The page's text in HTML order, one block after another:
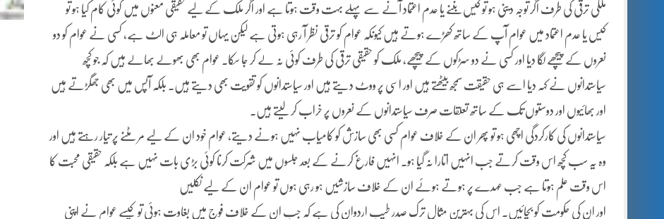
ملکی ترقی کی طرف اگر توجہ دینی ہو تو کیس بننے یا عدم اعتماد آنے سے پہلے بہت وقت ہوتا ہے اور اگر ملک کے لیے حقیقی معنوں میں کوئی کام کیا ہو تو
کیس یا عدم اعتماد میں عوام آپ کے ساتھ کھڑے ہوتے ہیں کیونکہ عوام کو ترقی نظر آ رہی ہوتی ہے لیکن یہاں تو معاملہ ہی الٹ ہے، کسی نے عوام کو دو
نعروں کے پیچھے لگا دیا اور کسی نے دو سڑکوں کے پیچھے، ملک کو حقیقی ترقی کی طرف کوئی نہ لے کر جا سکا۔ عوام بھی بھولے بھالے ہیں کہ جو کچھ
سیاستدانوں نے کہہ دیا اسے ہی حقیقت سمجھ بیٹھتے ہیں اور اسی پر ووٹ دیتے ہیں اور سیاستدانوں کو تقویت بھی دیتے ہیں۔ بلکہ آپس میں بھی جھگڑتے ہیں
اور بھائیوں اور دوستوں تک کے ساتھ تعلقات صرف سیاستدانوں کے نعروں پر خراب کر لیتے ہیں۔
سیاستدانوں کی کارکردگی اچھی ہو تو پھر ان کے خلاف عوام کسی بھی سازش کو کامیاب نہیں ہونے دیتے، عوام خود ان کے لیے مر مٹنے پر تیار رہتے ہیں اور
وہ یہ سب کچھ اس وقت کرتے جب انہیں اتارا نہ گیا ہو۔ انہیں فارغ کرنے کے بعد جلسوں میں شرکت کرنا کوئی بڑی بات نہیں ہے بلکہ حقیقی محبت کا
اس وقت علم ہوتا ہے جب عہدے پر ہوتے ہوئے ان کے خلاف سازشیں ہو رہی ہوں تو عوام ان کے لیے نکلیں
اور ان کی حکومت کو بچائیں۔ اس کی بہترین مثال ترک صدر طیب اردوان کی ہے کہ جب ان کے خلاف فوج میں بغاوت ہوئی تو کیسے عوام نے اپنی